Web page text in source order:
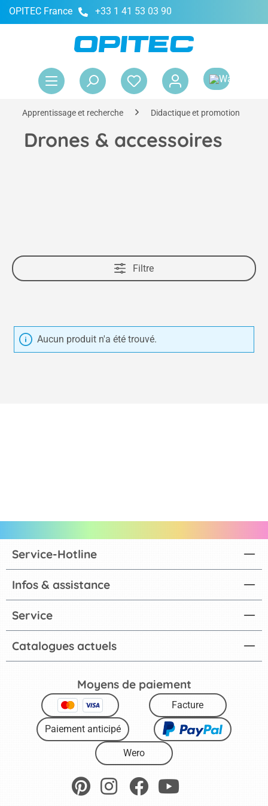
principal
OPITEC France +33 1 41 53 03 90
Apprentissage et recherche Didactique et promotion
Drones & accessoires
Filtre
Aucun produit n'a été trouvé.
Catalogues actuels
Service-Hotline
Infos & assistance
Service
Moyens de paiement
Facture
Paiement anticipé
Wero